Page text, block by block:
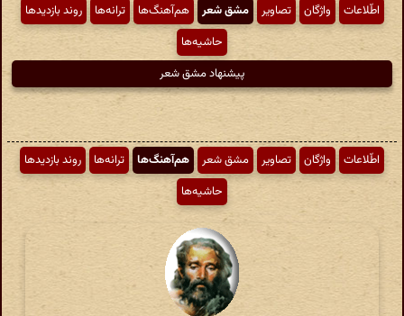
اطّلاعات واژگان تصاویر مشق شعر هم‌آهنگ‌ها ترانه‌ها
روند بازدیدها
حاشیه‌ها
پیشنهاد مشق شعر
اطّلاعات واژگان تصاویر مشق شعر هم‌آهنگ‌ها ترانه‌ها
روند بازدیدها
حاشیه‌ها